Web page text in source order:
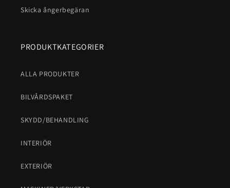
Skicka ångerbegäran
PRODUKTKATEGORIER
ALLA PRODUKTER
BILVÅRDSPAKET
SKYDD/BEHANDLING
INTERIÖR
EXTERIÖR